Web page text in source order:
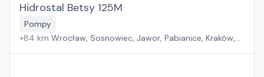
Hidrostal Betsy 125M
Pompy
+84 km Wrocław, Sosnowiec, Jawor, Pabianice, Kraków,